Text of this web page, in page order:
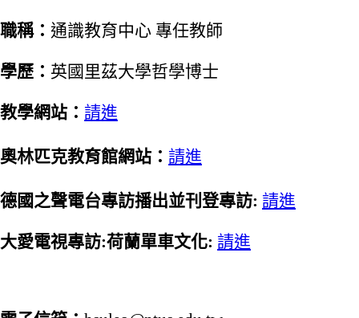
職稱： 通識教育中心 專任教師
學歷： 英國里茲大學哲學博士
教學網站： 請進
奧林匹克教育館網站： 請進
德國之聲電台專訪播出並刊登專訪: 請進
大愛電視專訪:荷蘭單車文化: 請進